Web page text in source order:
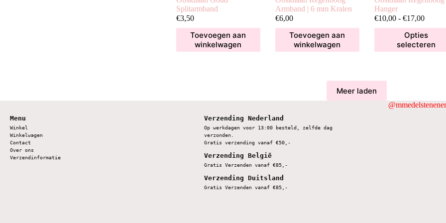
Splitarmband
€3,50
Toevoegen aan
winkelwagen
Armband | 6 mm Kralen
€6,00
Toevoegen aan
winkelwagen
Hanger
€10,00 - €17,00
€10,00
tot
€17,00
Opties
selecteren
heeft
kan
gekozen
Meer laden
Menu
Winkel
Winkelwagen
Contact
Over ons
Verzendinformatie
Verzending Nederland
Op werkdagen voor 13:00 besteld, zelfde dag
verzonden.
Gratis verzending vanaf €50,-
Verzending België
Gratis Verzenden vanaf €85,-
Verzending Duitsland
Gratis Verzenden vanaf €85,-